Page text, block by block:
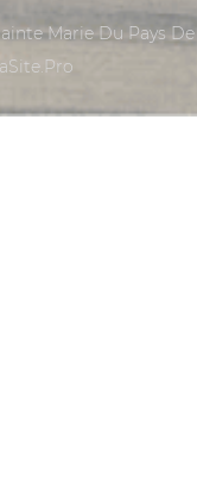
Marie Du Pays De